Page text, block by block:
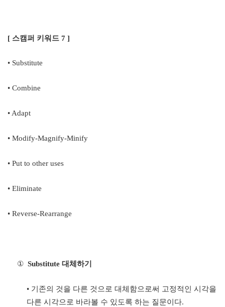
[ 스캠퍼 키워드 7 ]
• Substitute
• Combine
• Adapt
• Modify-Magnify-Minify
• Put to other uses
• Eliminate
• Reverse-Rearrange
① Substitute 대체하기
• 기존의 것을 다른 것으로 대체함으로써 고정적인 시각을
다른 시각으로 바라볼 수 있도록 하는 질문이다.